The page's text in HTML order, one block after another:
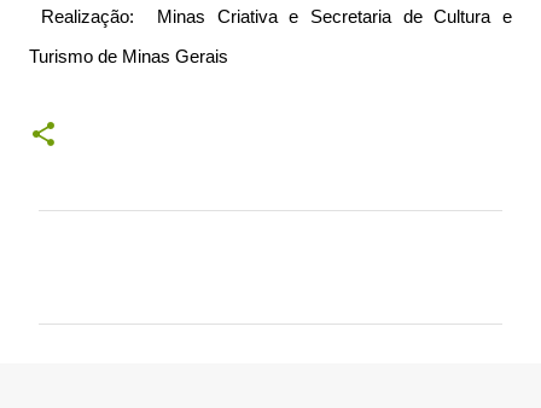
Realização: Minas Criativa e Secretaria de Cultura e
Turismo de Minas Gerais